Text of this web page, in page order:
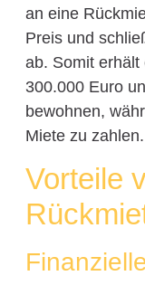
an eine
Preis und
ab. Somit erhält
300.000 Euro
bewohnen,
Miete zu zahlen.
Vorteile